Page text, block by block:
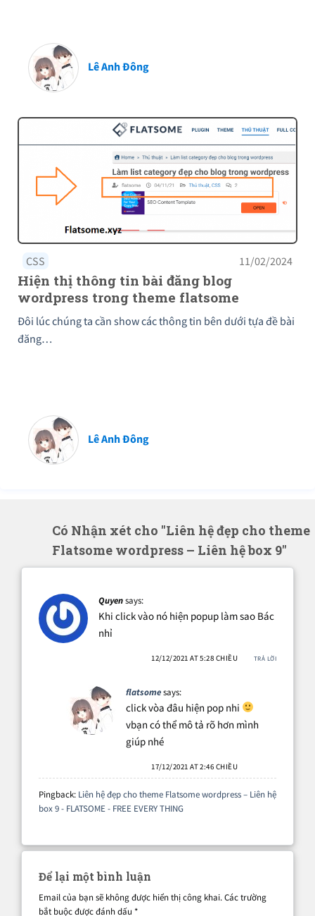
Lê Anh Đông
CSS 11/02/2024
Hiện thị thông tin bài đăng blog
wordpress trong theme flatsome
Đôi lúc chúng ta cần show các thông tin bên dưới tựa đề bài
đăng…
Lê Anh Đông
Có Nhận xét cho "Liên hệ đẹp cho theme
Flatsome wordpress – Liên hệ box 9"
Quyensays:
Khi click vào nó hiện popup làm sao Bác
nhỉ
12/12/2021 AT 5:28 CHIỀU TRẢ LỜI
flatsomesays:
click vòa đâu hiện pop nhi
vbạn có thể mô tả rõ hơn mình
giúp nhé
17/12/2021 AT 2:46 CHIỀU
Pingback: Liên hệ đẹp cho theme Flatsome wordpress – Liên hệ
box 9 - FLATSOME - FREE EVERY THING
Để lại một bình luận
Email của bạn sẽ không được hiển thị công khai.Các trường
bắt buộc được đánh dấu *